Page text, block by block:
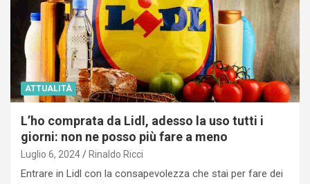
ATTUALITÀ
L’ho comprata da Lidl, adesso la uso tutti i
giorni: non ne posso più fare a meno
Luglio 6, 2024 Rinaldo Ricci
Entrare in Lidl con la consapevolezza che stai per fare dei